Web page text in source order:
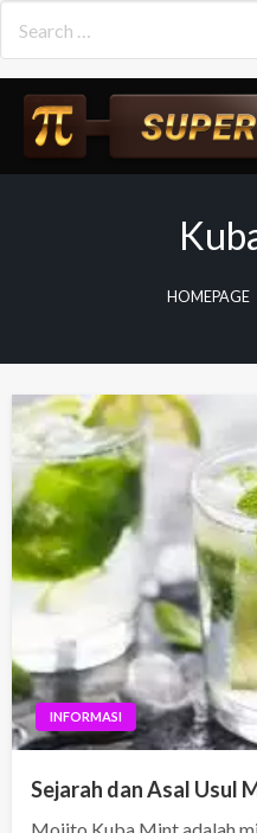
content
HOMEPAGE
INFORMASI
Sejarah dan Asal Usul
Mojito Kuba Mint adalah